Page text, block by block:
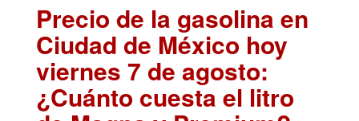
Precio de la gasolina en
Ciudad de México hoy
viernes 7 de agosto:
¿Cuánto cuesta el litro